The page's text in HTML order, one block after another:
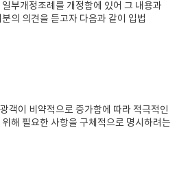
부개정조례를 개정함에 있어 그 내용과
의 의견을 듣고자 다음과 같이 입법
객이 비약적으로 증가함에 따라 적극적인
해 필요한 사항을 구체적으로 명시하려는